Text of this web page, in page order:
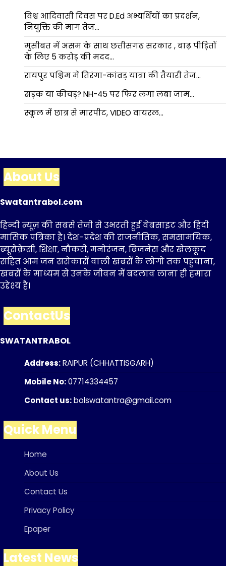
विश्व आदिवासी दिवस पर D.Ed अभ्यर्थियों का प्रदर्शन,
नियुक्ति की मांग तेज…
मुसीबत में असम के साथ छत्तीसगढ़ सरकार , बाढ़ पीड़ितों
के लिए 5 करोड़ की मदद…
रायपुर पश्चिम में तिरंगा-कांवड़ यात्रा की तैयारी तेज…
सड़क या कीचड़? NH-45 पर फिर लगा लंबा जाम…
स्कूल में छात्र से मारपीट, VIDEO वायरल…
About Us
Swatantrabol.com
हिन्दी न्यूज़ की सबसे तेजी से उभरती हुई वेबसाइट और हिंदी
मासिक पत्रिका है। देश-प्रदेश की राजनीतिक, समसामयिक,
ब्यूरोक्रेसी, शिक्षा, नौकरी, मनोरंजन, बिजनेस और खेलकूद
सहित आम जन सरोकारों वाली खबरों के लोगो तक पहुंचाना,
खबरों के माध्यम से उनके जीवन में बदलाव लाना ही हमारा
उद्देश्य है।
ContactUs
SWATANTRABOL
Address:RAIPUR (CHHATTISGARH)
Mobile No:07714334457
Contact us:bolswatantra@gmail.com
Quick Menu
Home
About Us
Contact Us
Privacy Policy
Epaper
Latest News